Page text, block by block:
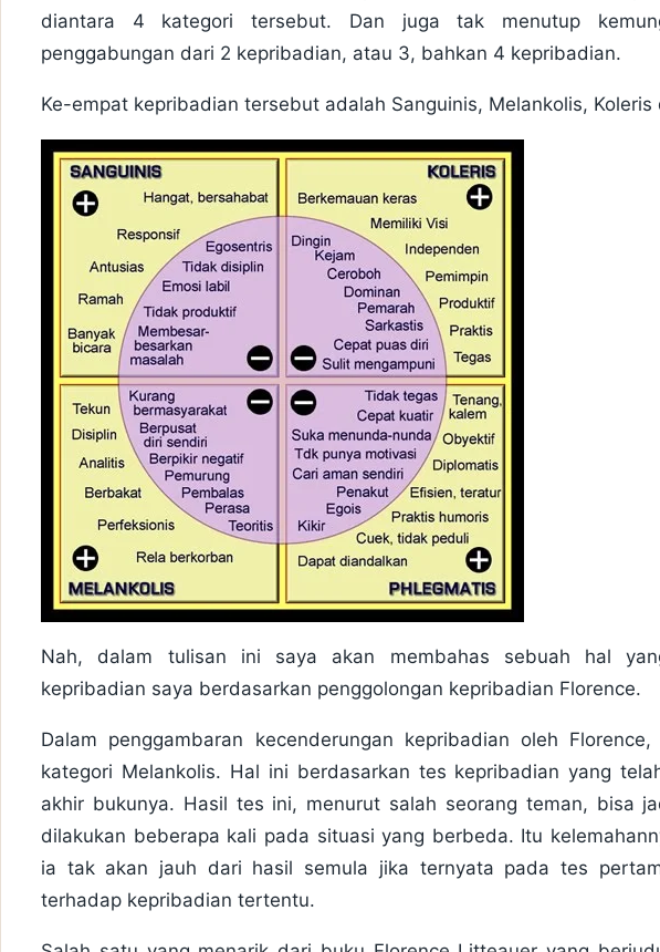
diantara 4 kategori tersebut. Dan juga tak menutup
penggabungan dari 2 kepribadian, atau 3, bahkan 4 kepribadian.
Ke-empat kepribadian tersebut adalah Sanguinis, Melankolis, Koleris
Nah, dalam tulisan ini saya akan membahas sebuah hal
kepribadian saya berdasarkan penggolongan kepribadian Florence.
Dalam penggambaran kecenderungan kepribadian oleh
kategori Melankolis. Hal ini berdasarkan tes kepribadian yang
akhir bukunya. Hasil tes ini, menurut salah seorang teman, bisa
dilakukan beberapa kali pada situasi yang berbeda. Itu
ia tak akan jauh dari hasil semula jika ternyata pada tes
terhadap kepribadian tertentu.